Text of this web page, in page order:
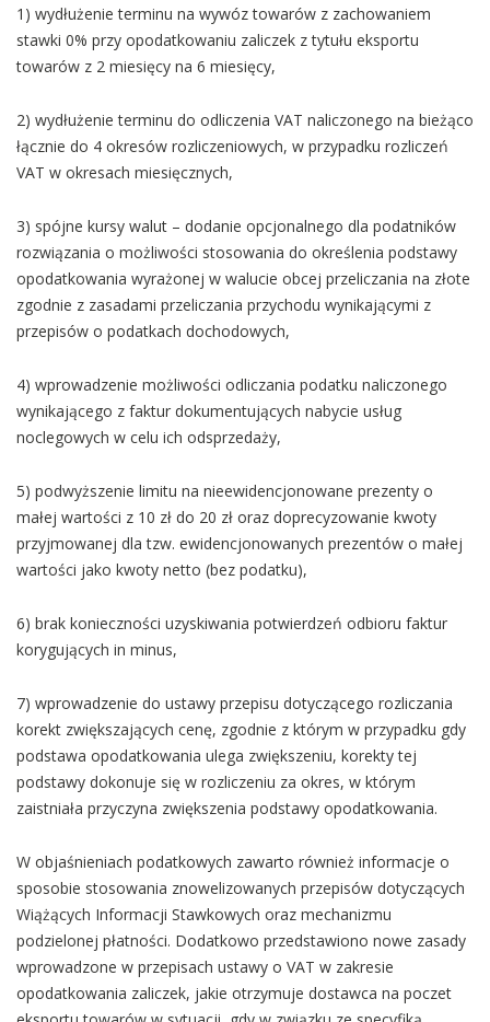
1) wydłużenie terminu na wywóz towarów z zachowaniem
stawki 0% przy opodatkowaniu zaliczek z tytułu eksportu
towarów z 2 miesięcy na 6 miesięcy,
2) wydłużenie terminu do odliczenia VAT naliczonego na bieżąco
łącznie do 4 okresów rozliczeniowych, w przypadku rozliczeń
VAT w okresach miesięcznych,
3) spójne kursy walut – dodanie opcjonalnego dla podatników
rozwiązania o możliwości stosowania do określenia podstawy
opodatkowania wyrażonej w walucie obcej przeliczania na złote
zgodnie z zasadami przeliczania przychodu wynikającymi z
przepisów o podatkach dochodowych,
4) wprowadzenie możliwości odliczania podatku naliczonego
wynikającego z faktur dokumentujących nabycie usług
noclegowych w celu ich odsprzedaży,
5) podwyższenie limitu na nieewidencjonowane prezenty o
małej wartości z 10 zł do 20 zł oraz doprecyzowanie kwoty
przyjmowanej dla tzw. ewidencjonowanych prezentów o małej
wartości jako kwoty netto (bez podatku),
6) brak konieczności uzyskiwania potwierdzeń odbioru faktur
korygujących in minus,
7) wprowadzenie do ustawy przepisu dotyczącego rozliczania
korekt zwiększających cenę, zgodnie z którym w przypadku gdy
podstawa opodatkowania ulega zwiększeniu, korekty tej
podstawy dokonuje się w rozliczeniu za okres, w którym
zaistniała przyczyna zwiększenia podstawy opodatkowania.
W objaśnieniach podatkowych zawarto również informacje o
sposobie stosowania znowelizowanych przepisów dotyczących
Wiążących Informacji Stawkowych oraz mechanizmu
podzielonej płatności. Dodatkowo przedstawiono nowe zasady
wprowadzone w przepisach ustawy o VAT w zakresie
opodatkowania zaliczek, jakie otrzymuje dostawca na poczet